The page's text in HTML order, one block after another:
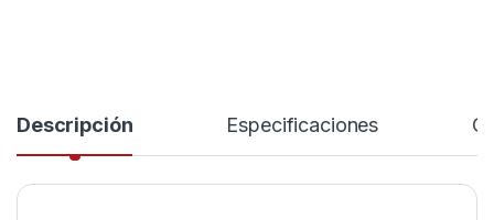
Descripción Especificaciones